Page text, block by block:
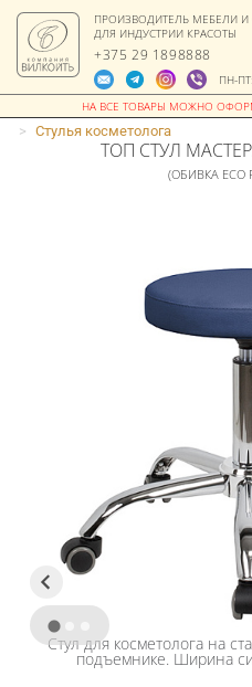
ПРОИЗВОДИТЕЛЬ МЕБЕЛИ
ДЛЯ ИНДУСТРИИ КРАСОТЫ
+375 29 1898888
ПН-
> Стулья косметолога
ТОП СТУЛ
(ОБИВКА ECO
Стул для косметолога на
подъемнике. Ширина